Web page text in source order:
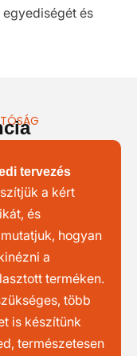
és
tervezés
a kért
és
hogyan
a
terméken.
több
is készítünk
természetesen